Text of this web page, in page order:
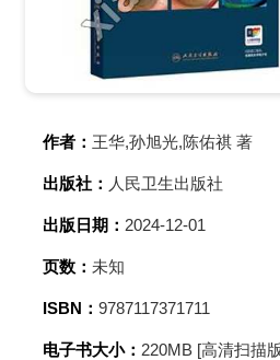
作者： 王华,孙旭光,陈佑祺 著
出版社： 人民卫生出版社
出版日期： 2024-12-01
页数： 未知
ISBN： 9787117371711
电子书大小： 220MB [高清扫描